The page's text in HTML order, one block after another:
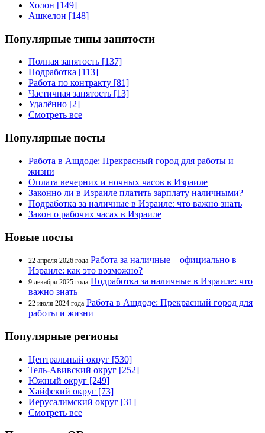
Холон [149]
Ашкелон [148]
Популярные типы занятости
Полная занятость [137]
Подработка [113]
Работа по контракту [81]
Частичная занятость [13]
Удалённо [2]
Смотреть все
Популярные посты
Работа в Ашдоде: Прекрасный город для работы и
жизни
Оплата вечерних и ночных часов в Израиле
Законно ли в Израиле платить зарплату наличными?
Подработка за наличные в Израиле: что важно знать
Закон о рабочих часах в Израиле
Новые посты
22 апреля 2026 года Работа за наличные – официально в
Израиле: как это возможно?
9 декабря 2025 года Подработка за наличные в Израиле: что
важно знать
22 июля 2024 года Работа в Ашдоде: Прекрасный город для
работы и жизни
Популярные регионы
Центральный округ [530]
Тель-Авивский округ [252]
Южный округ [249]
Хайфский округ [73]
Иерусалимский округ [31]
Смотреть все